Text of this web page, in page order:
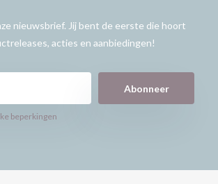
nieuwsbrief. Jij bent de eerste die hoort
acties en aanbiedingen!
Abonneer
beperkingen